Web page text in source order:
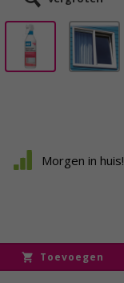
Morgen in huis!
Toevoegen